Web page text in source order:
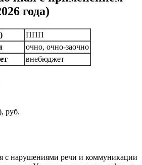
года)
ППП
очно, очно-заочно
внебюджет
руб.
с нарушениями речи и коммуникации